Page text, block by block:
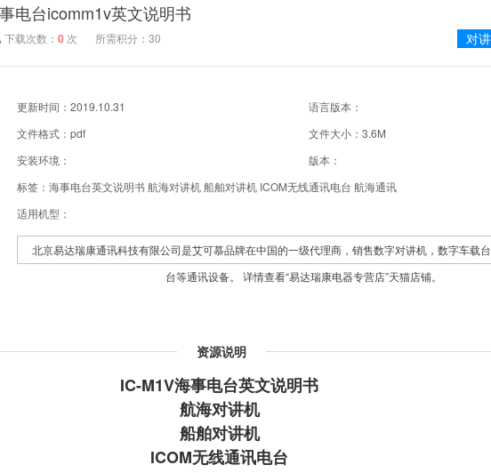
电台icomm1v英文说明书
下载次数： 0 次 所需积分：30 对
更新时间：2019.10.31
语言版本：
文件格式：pdf
文件大小：3.6M
安装环境：
版本：
标签：海事电台英文说明书 航海对讲机 船舶对讲机 ICOM无线通讯电台 航海通讯
适用机型：
北京易达瑞康通讯科技有限公司是艾可慕品牌在中国的一级代理商，销售数字对讲机，数字车载
台等通讯设备。 详情查看“易达瑞康电器专营店”天猫店铺。
资源说明
IC-M1V海事电台英文说明书
航海对讲机
船舶对讲机
ICOM无线通讯电台